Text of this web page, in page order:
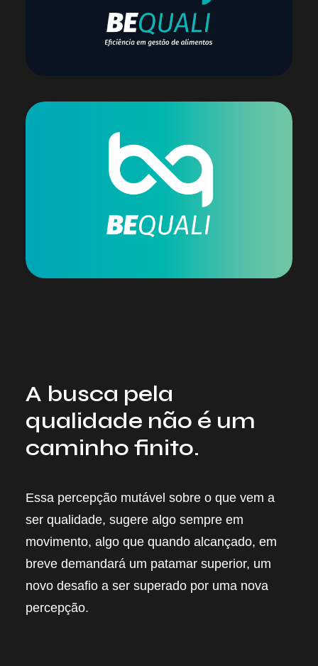
A busca pela
qualidade não é um
caminho finito.
Essa percepção mutável sobre o que vem a
ser qualidade, sugere algo sempre em
movimento, algo que quando alcançado, em
breve demandará um patamar superior, um
novo desafio a ser superado por uma nova
percepção.